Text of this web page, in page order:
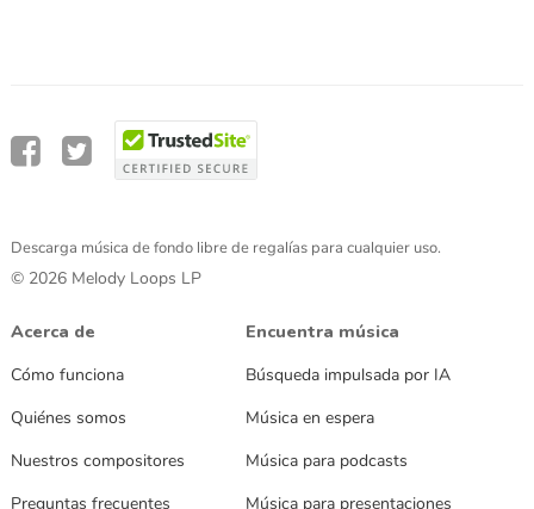
Descarga música de fondo libre de regalías para cualquier uso.
© 2026 Melody Loops LP
Acerca de
Cómo funciona
Quiénes somos
Nuestros compositores
Preguntas frecuentes
Encuentra música
Búsqueda impulsada por IA
Música en espera
Música para podcasts
Música para presentaciones